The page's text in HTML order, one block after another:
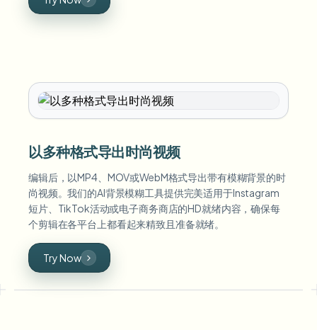
以多种格式导出时尚视频
编辑后，以MP4、MOV或WebM格式导出带有模糊背景的时
尚视频。我们的AI背景模糊工具提供完美适用于Instagram
短片、TikTok活动或电子商务商店的HD就绪内容，确保每
个剪辑在各平台上都看起来精致且准备就绪。
Try Now